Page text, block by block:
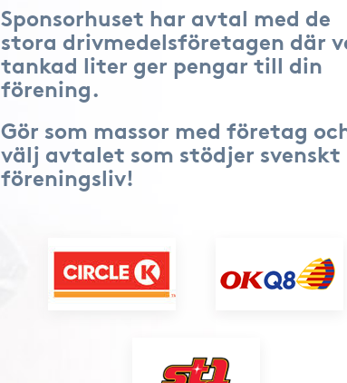
Sponsorhuset har avtal med de
stora drivmedelsföretagen där
tankad liter ger pengar till din
förening.
Gör som massor med företag
välj avtalet som stödjer svenskt
föreningsliv!